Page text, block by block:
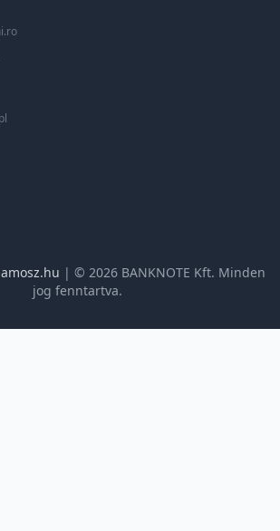
| © 2026 BANKNOTE Kft. Minden
jog fenntartva.